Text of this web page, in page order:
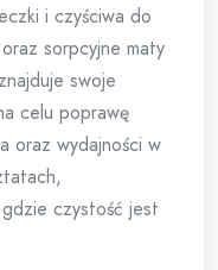
i czyściwa do
sorpcyjne maty
swoje
celu poprawę
oraz wydajności w
czystość jest